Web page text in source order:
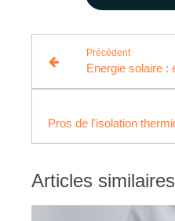
Précédent
Articles similaires